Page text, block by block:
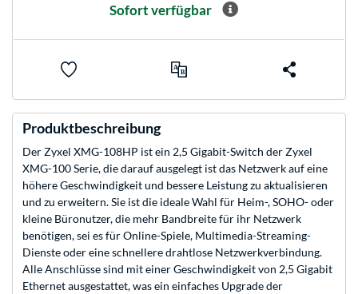
Sofort verfügbar
Produktbeschreibung
Der Zyxel XMG-108HP ist ein 2,5 Gigabit-Switch der Zyxel
XMG-100 Serie, die darauf ausgelegt ist das Netzwerk auf eine
höhere Geschwindigkeit und bessere Leistung zu aktualisieren
und zu erweitern. Sie ist die ideale Wahl für Heim-, SOHO- oder
kleine Büronutzer, die mehr Bandbreite für ihr Netzwerk
benötigen, sei es für Online-Spiele, Multimedia-Streaming-
Dienste oder eine schnellere drahtlose Netzwerkverbindung.
Alle Anschlüsse sind mit einer Geschwindigkeit von 2,5 Gigabit
Ethernet ausgestattet, was ein einfaches Upgrade der